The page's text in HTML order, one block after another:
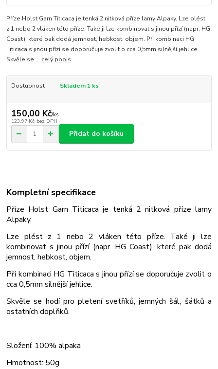
Příze Holst Garn Titicaca je tenká 2 nitková příze lamy Alpaky. Lze plést
z 1 nebo 2 vláken této příze. Také ji lze kombinovat s jinou přízí (napr. HG
Coast), které pak dodá jemnost, hebkost, objem. Při kombinaci HG
Titicaca s jinou přízí se doporučuje zvolit o cca 0,5mm silnější jehlice.
Skvěle se ... celý popis
Dostupnost Skladem 1 ks
150,00 Kč/ks
123,97 Kč bez DPH
Přidat do košíku
Kompletní specifikace
Příze Holst Garn Titicaca je tenká 2 nitková příze lamy
Alpaky.
Lze plést z 1 nebo 2 vláken této příze. Také ji lze
kombinovat s jinou přízí (napr. HG Coast), které pak dodá
jemnost, hebkost, objem.
Při kombinaci HG Titicaca s jinou přízí se doporučuje zvolit o
cca 0,5mm silnější jehlice.
Skvěle se hodí pro pletení svetříků, jemných šál, šátků a
ostatních doplňků.
Složení: 100% alpaka
Hmotnost: 50g